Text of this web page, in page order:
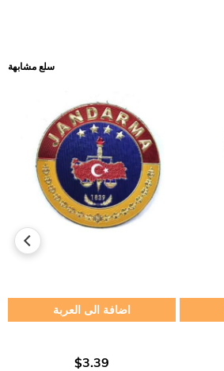
سلع مشابهة
اضافة الى العربة
$3.39